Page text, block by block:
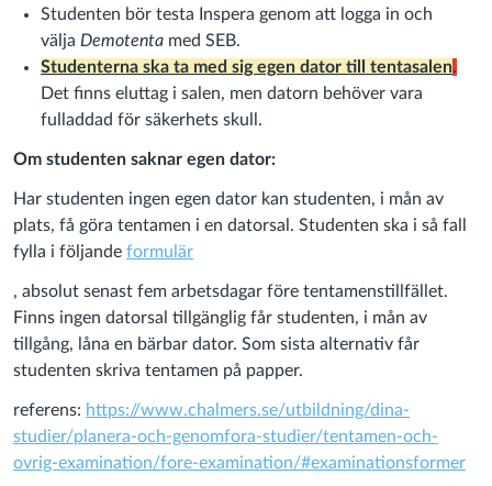
Studenten bör testa Inspera genom att logga in och
välja Demotenta med SEB.
Studenterna ska ta med sig egen dator till tentasalen.
Det finns eluttag i salen, men datorn behöver vara
fulladdad för säkerhets skull.
Om studenten saknar egen dator:
Har studenten ingen egen dator kan studenten, i mån av
plats, få göra tentamen i en datorsal. Studenten ska i så fall
fylla i följande formulär
, absolut senast fem arbetsdagar före tentamenstillfället.
Finns ingen datorsal tillgänglig får studenten, i mån av
tillgång, låna en bärbar dator. Som sista alternativ får
studenten skriva tentamen på papper.
referens: https://www.chalmers.se/utbildning/dina-
studier/planera-och-genomfora-studier/tentamen-och-
ovrig-examination/fore-examination/#examinationsformer